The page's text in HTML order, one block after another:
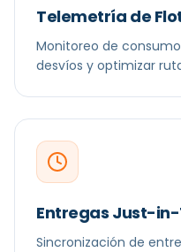
Telemetría de
Monitoreo de
desvíos y optimizar
Entregas Just-
Sincronización de